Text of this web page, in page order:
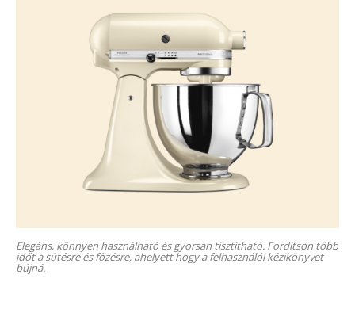
Elegáns, könnyen használható és gyorsan tisztítható. Fordítson több
időt a sütésre és főzésre, ahelyett hogy a felhasználói kézikönyvet
bújná.